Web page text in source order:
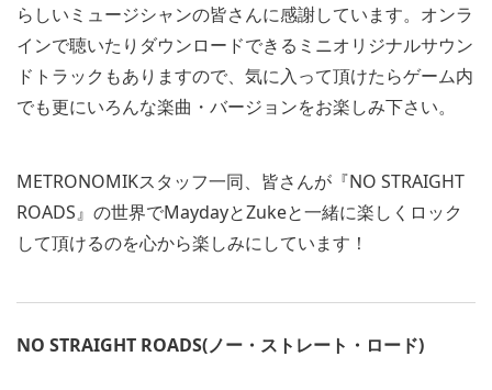
らしいミュージシャンの皆さんに感謝しています。オンラ
インで聴いたりダウンロードできるミニオリジナルサウン
ドトラックもありますので、気に入って頂けたらゲーム内
でも更にいろんな楽曲・バージョンをお楽しみ下さい。
METRONOMIKスタッフ一同、皆さんが『NO STRAIGHT
ROADS』の世界でMaydayとZukeと一緒に楽しくロック
して頂けるのを心から楽しみにしています！
NO STRAIGHT ROADS(ノー・ストレート・ロード)